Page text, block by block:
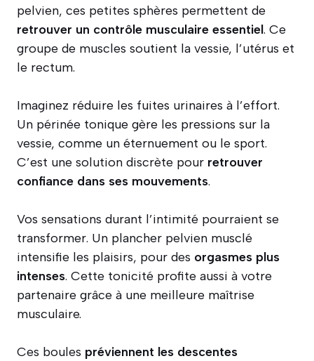
pelvien, ces petites sphères permettent de
retrouver un contrôle musculaire essentiel. Ce
groupe de muscles soutient la vessie, l’utérus et
le rectum.
Imaginez réduire les fuites urinaires à l’effort.
Un périnée tonique gère les pressions sur la
vessie, comme un éternuement ou le sport.
C’est une solution discrète pour retrouver
confiance dans ses mouvements.
Vos sensations durant l’intimité pourraient se
transformer. Un plancher pelvien musclé
intensifie les plaisirs, pour des orgasmes plus
intenses. Cette tonicité profite aussi à votre
partenaire grâce à une meilleure maîtrise
musculaire.
Ces boules préviennent les descentes